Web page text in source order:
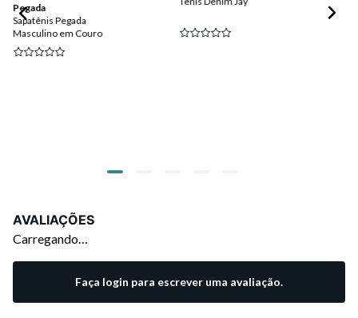
Pegada
Sapatênis Pegada
Masculino em Couro
AVALIAÇÕES
Carregando…
Faça login para escrever uma avaliação.